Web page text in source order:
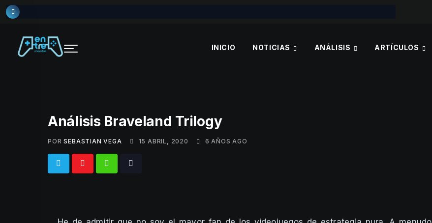
Skip
to
INICIO NOTICIAS ANÁLISIS ARTÍCULOS
Análisis Braveland Trilogy
POR SEBASTIAN VEGA 15 ABRIL, 2020 6 AÑOS AGO
WhatsappTiktok